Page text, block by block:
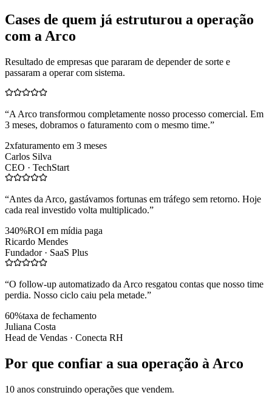
Cases de quem já estruturou a operação
com a Arco
Resultado de empresas que pararam de depender de sorte e
passaram a operar com sistema.
“A Arco transformou completamente nosso processo comercial. Em
3 meses, dobramos o faturamento com o mesmo time.”
2xfaturamento em 3 meses
Carlos Silva
CEO · TechStart
“Antes da Arco, gastávamos fortunas em tráfego sem retorno. Hoje
cada real investido volta multiplicado.”
340%ROI em mídia paga
Ricardo Mendes
Fundador · SaaS Plus
“O follow-up automatizado da Arco resgatou contas que nosso time
perdia. Nosso ciclo caiu pela metade.”
60%taxa de fechamento
Juliana Costa
Head de Vendas · Conecta RH
Por que confiar a sua operação à Arco
10 anos construindo operações que vendem.